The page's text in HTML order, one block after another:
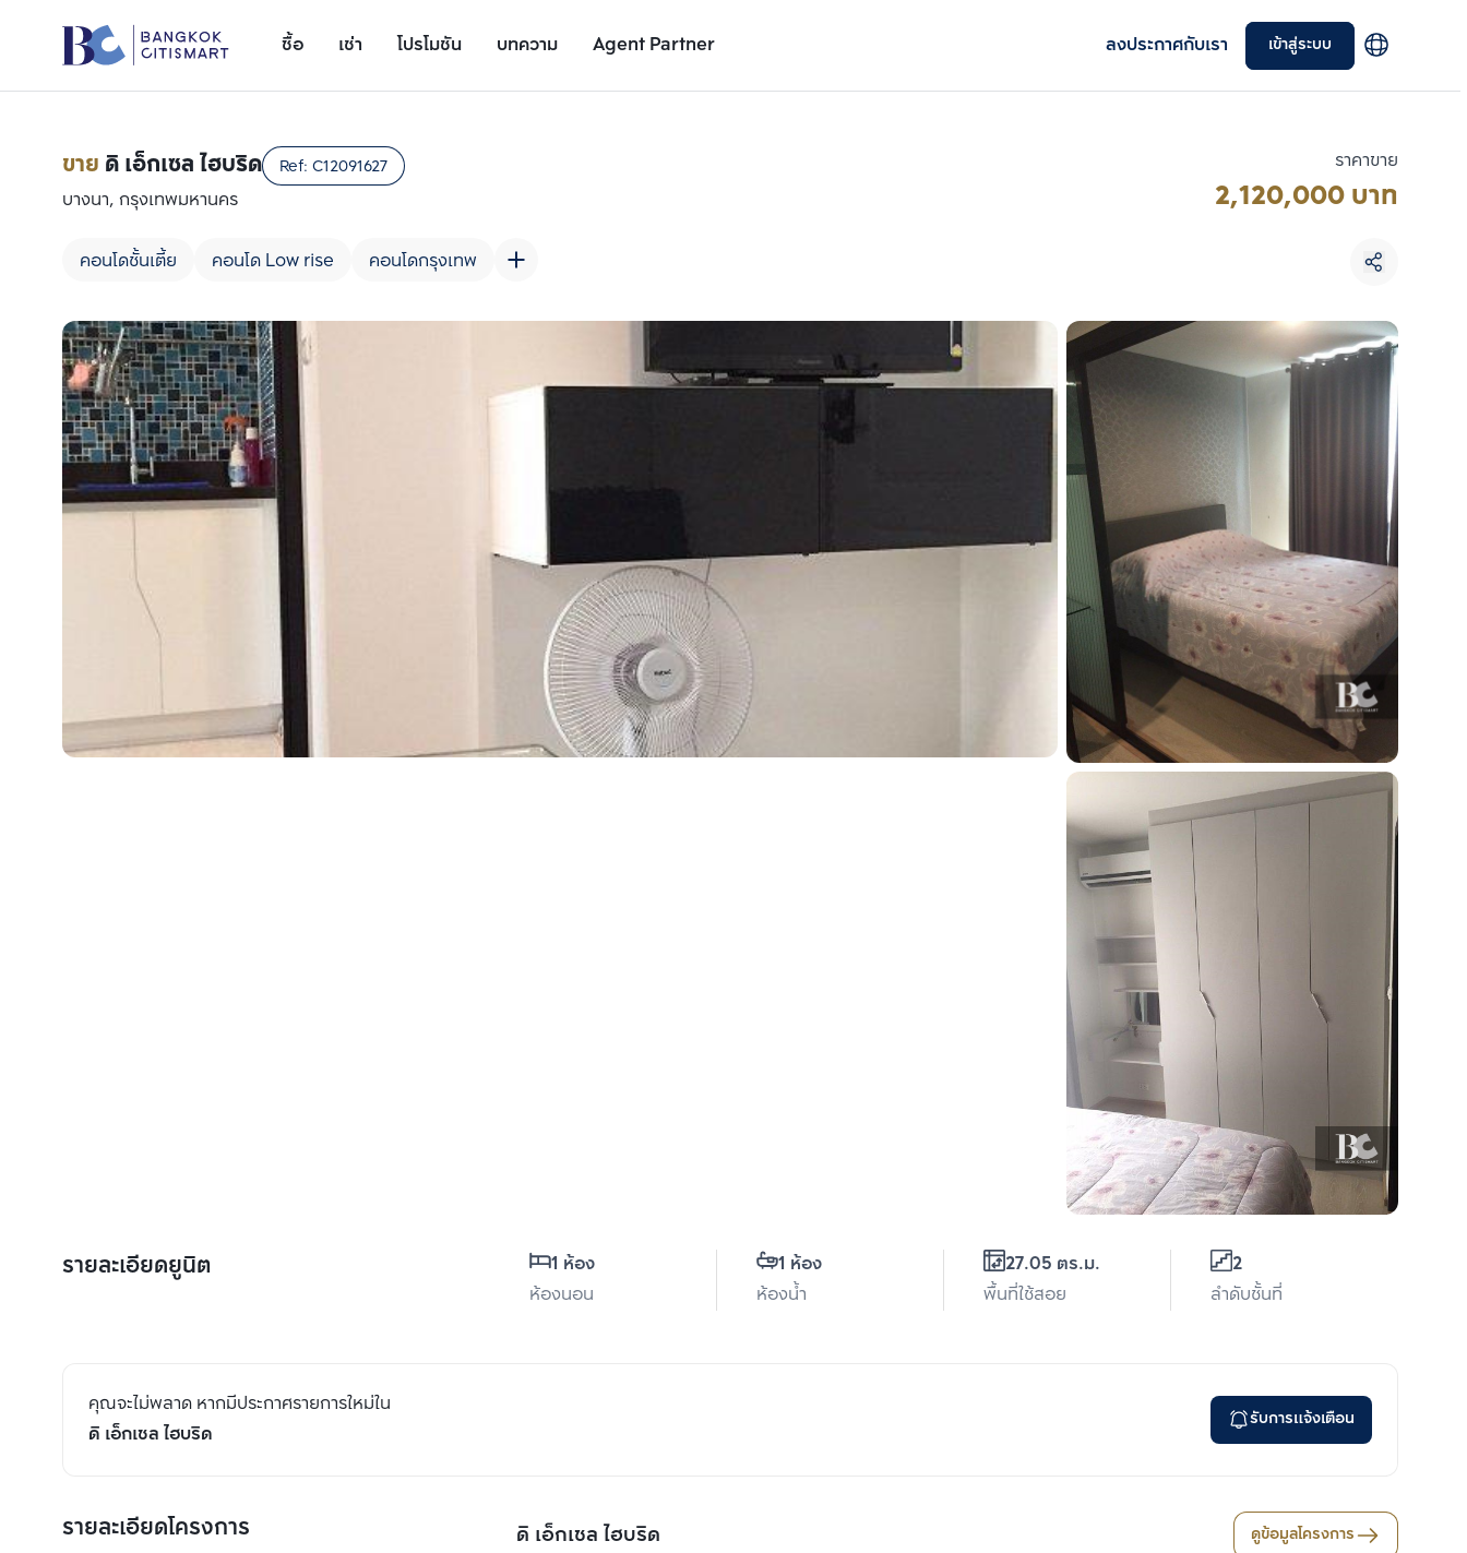
ซื้อ เช่า โปรโมชัน บทความ Agent Partner ลงประกาศกับเรา เข้าสู่ระบบ
รายละเอียดยูนิต
ขาย ดิ เอ็กเซล ไฮบริด Ref: C12091627
บางนา, กรุงเทพมหานคร
คอนโดชั้นเตี้ย คอนโด Low rise คอนโดกรุงเทพ
ราคาขาย
2,120,000 บาท
รายละเอียดยูนิต
1 ห้อง
ห้องนอน
1 ห้อง
ห้องน้ำ
27.05 ตร.ม.
พื้นที่ใช้สอย
2
ลำดับชั้นที่
คุณจะไม่พลาด หากมีประกาศรายการใหม่ใน
ดิ เอ็กเซล ไฮบริด
รับการแจ้งเตือน
รายละเอียดโครงการ ดิ เอ็กเซล ไฮบริด ดูข้อมูลโครงการ
เพิ่มยูนิตเปรียบเทียบ
รายการที่ 1
รายการที่ 2
เพิ่มยูนิตเปรียบเทียบ
รายการที่ 3
เลือกยูนิตเพื่อเปรียบเทียบ
เลือกได้สูงสุด 3 รายการ
เปรียบเทียบ
ลบทั้งหมด